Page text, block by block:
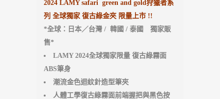
2024 LAMY safari green and gold狩獵者系
列 全球獨家 復古綠金夾 限量上市 !!
*全球：日本／台灣 / 韓國 / 泰國 獨家販
售*
LAMY 2024全球獨家限量 復古綠霧面
ABS筆身
潮流金色迴紋針造型筆夾
人體工學復古綠霧面前端握把與黑色按